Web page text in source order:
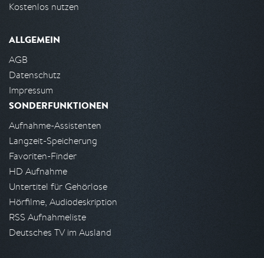
Kostenlos nutzen
ALLGEMEIN
AGB
Datenschutz
Impressum
SONDERFUNKTIONEN
Aufnahme-Assistenten
Langzeit-Speicherung
Favoriten-Finder
HD Aufnahme
Untertitel für Gehörlose
Hörfilme, Audiodeskription
RSS Aufnahmeliste
Deutsches TV im Ausland